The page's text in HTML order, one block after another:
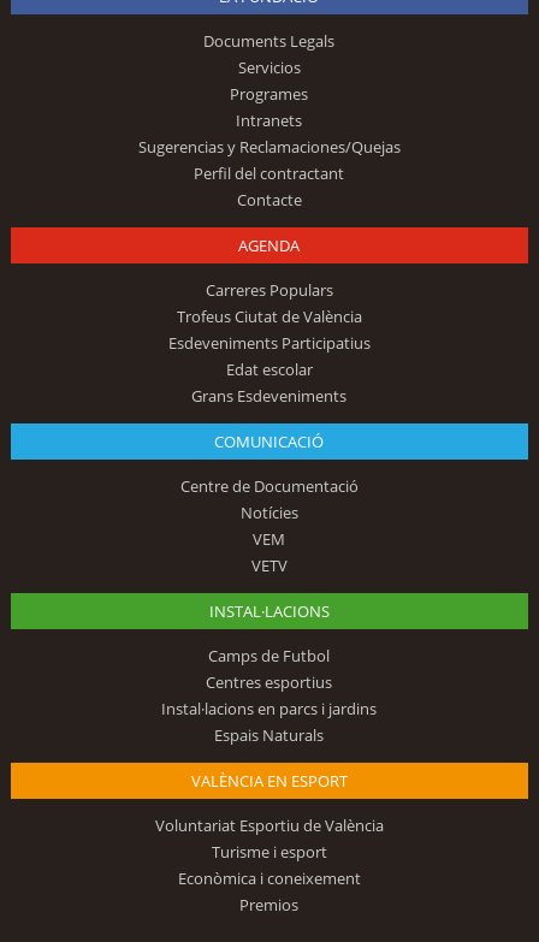
Documents Legals
Servicios
Programes
Intranets
Sugerencias y Reclamaciones/Quejas
Perfil del contractant
Contacte
AGENDA
Carreres Populars
Trofeus Ciutat de València
Esdeveniments Participatius
Edat escolar
Grans Esdeveniments
COMUNICACIÓ
Centre de Documentació
Notícies
VEM
VETV
INSTAL·LACIONS
Camps de Futbol
Centres esportius
Instal·lacions en parcs i jardins
Espais Naturals
VALÈNCIA EN ESPORT
Voluntariat Esportiu de València
Turisme i esport
Econòmica i coneixement
Premios